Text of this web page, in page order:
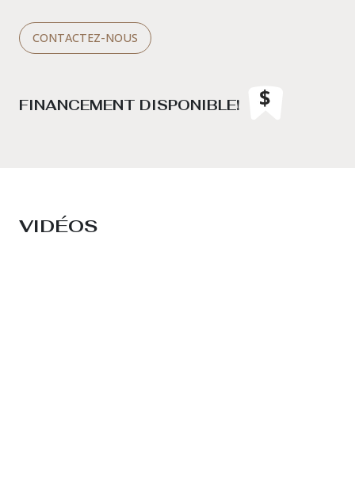
CONTACTEZ-NOUS
FINANCEMENT DISPONIBLE!
VIDÉOS